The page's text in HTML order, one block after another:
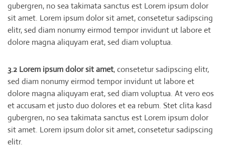
gubergren, no sea takimata sanctus est Lorem ipsum dolor
sit amet. Lorem ipsum dolor sit amet, consetetur sadipscing
elitr, sed diam nonumy eirmod tempor invidunt ut labore et
dolore magna aliquyam erat, sed diam voluptua.
3.2 Lorem ipsum dolor sit amet, consetetur sadipscing elitr,
sed diam nonumy eirmod tempor invidunt ut labore et
dolore magna aliquyam erat, sed diam voluptua. At vero eos
et accusam et justo duo dolores et ea rebum. Stet clita kasd
gubergren, no sea takimata sanctus est Lorem ipsum dolor
sit amet. Lorem ipsum dolor sit amet, consetetur sadipscing
elitr.